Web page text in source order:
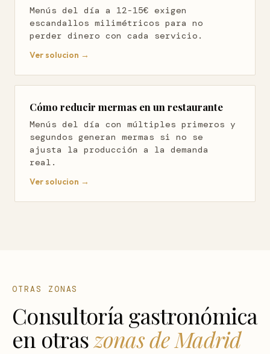
Menús del día a 12-15€ exigen
escandallos milimétricos para no
perder dinero con cada servicio.
Ver solucion →
Cómo reducir mermas en un restaurante
Menús del día con múltiples primeros y
segundos generan mermas si no se
ajusta la producción a la demanda
real.
Ver solucion →
OTRAS ZONAS
Consultoría gastronómica
en otraszonas de Madrid